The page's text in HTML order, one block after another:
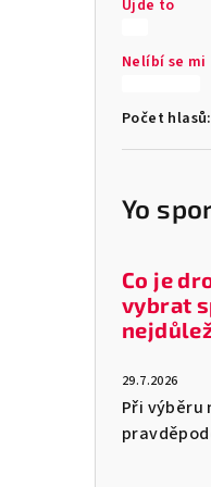
Ujde to
Nelíbí se mi
Počet
Yo
Co je
vybrat
29.7.2026
Při výběru